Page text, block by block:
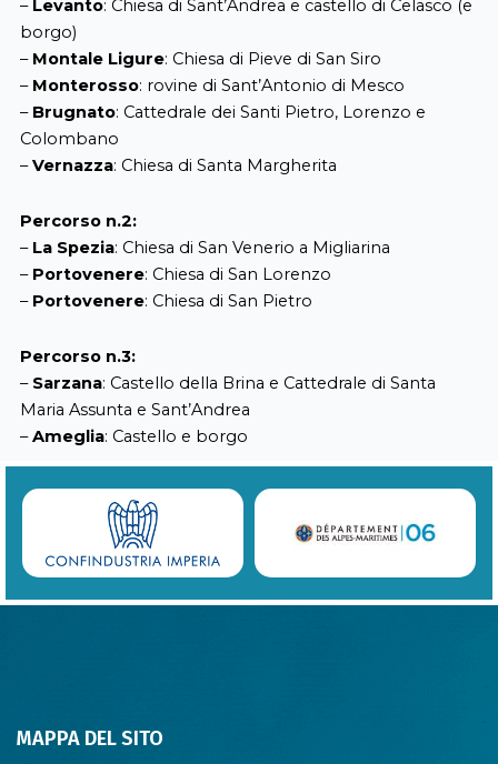
– Levanto: Chiesa di Sant’Andrea e castello di Celasco (e
borgo)
– Montale Ligure: Chiesa di Pieve di San Siro
– Monterosso: rovine di Sant’Antonio di Mesco
– Brugnato: Cattedrale dei Santi Pietro, Lorenzo e
Colombano
–Vernazza: Chiesa di Santa Margherita
Percorso n.2:
– La Spezia: Chiesa di San Venerio a Migliarina
– Portovenere: Chiesa di San Lorenzo
–Portovenere: Chiesa di San Pietro
Percorso n.3:
– Sarzana: Castello della Brina e Cattedrale di Santa
Maria Assunta e Sant’Andrea
–Ameglia: Castello e borgo
MAPPA DEL SITO